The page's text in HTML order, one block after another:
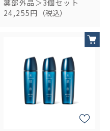
薬部外品＞3個セット
24,255円 （税込）